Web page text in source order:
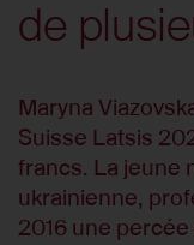
de
Maryna
Suisse Latsis
francs. La jeune
ukrainienne,
2016 une